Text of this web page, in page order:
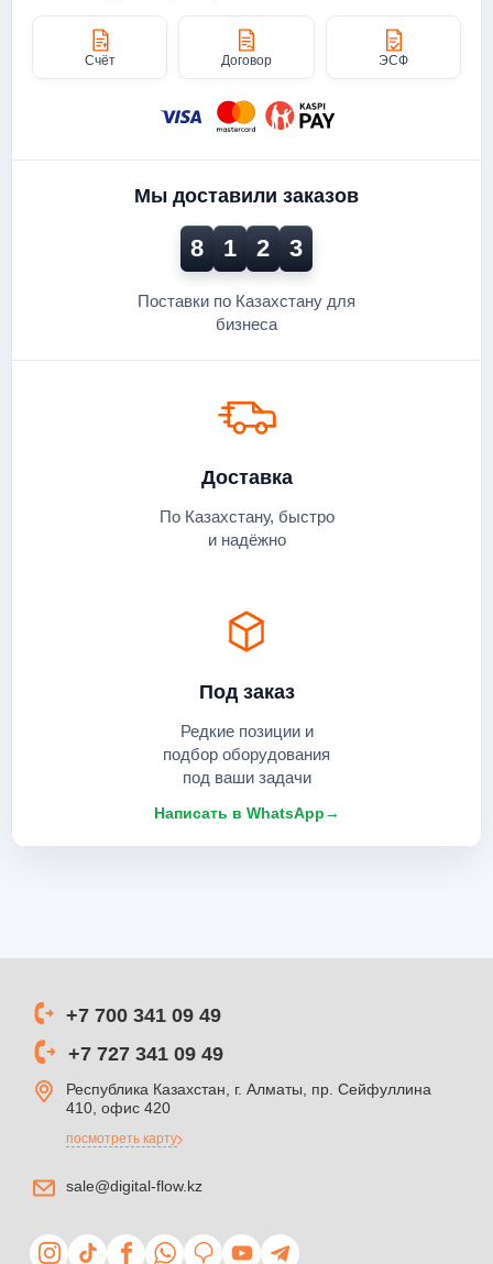
Счёт Договор ЭСФ
Мы доставили заказов
8 1 2 3
Поставки по Казахстану для
бизнеса
Под заказ
Редкие позиции и
подбор оборудования
под ваши задачи
Написать в WhatsApp→
Доставка
По Казахстану, быстро
и надёжно
+7 700 341 09 49
+7 727 341 09 49
Республика Казахстан, г. Алматы, пр. Сейфуллина
410, офис 420
посмотреть карту
sale@digital-flow.kz